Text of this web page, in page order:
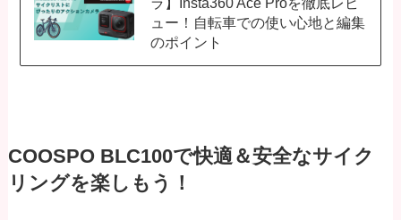
ュー！自転車での使い心地と編集
のポイント
COOSPO BLC100で快適＆安全なサイク
リングを楽しもう！